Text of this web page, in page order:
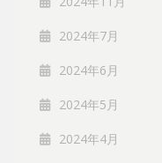
2024年7月
2024年6月
2024年5月
2024年4月